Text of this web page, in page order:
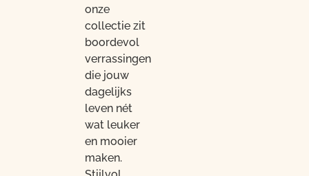
onze
collectie zit
boordevol
verrassingen
die jouw
dagelijks
leven nét
wat leuker
en mooier
maken.